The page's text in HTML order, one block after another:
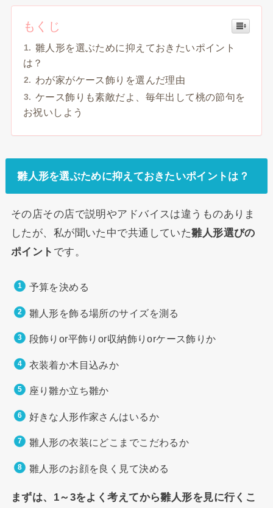
もくじ
雛人形を選ぶために抑えておきたいポイント
は？
わが家がケース飾りを選んだ理由
ケース飾りも素敵だよ、毎年出して桃の節句を
お祝いしよう
雛人形を選ぶために抑えておきたいポイントは？
その店その店で説明やアドバイスは違うものありま
したが、私が聞いた中で共通していた雛人形選びの
ポイント です。
予算を決める
雛人形を飾る場所のサイズを測る
段飾りor平飾りor収納飾りorケース飾りか
衣装着か木目込みか
座り雛か立ち雛か
好きな人形作家さんはいるか
雛人形の衣装にどこまでこだわるか
雛人形のお顔を良く見て決める
まずは、1～3をよく考えてから雛人形を見に行くこ